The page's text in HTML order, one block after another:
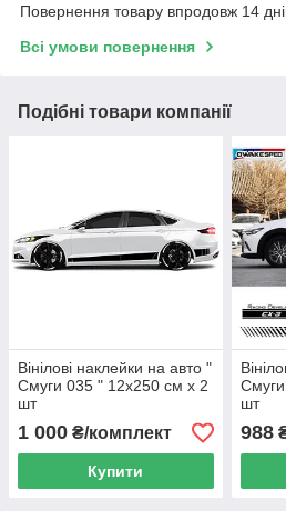
Повернення товару впродовж 14
Всі умови повернення
Подібні товари компанії
Вінілові наклейки на авто "
Смуги 035 " 12х250 см х 2
шт
1 000 ₴/комплект
Купити
шт
988